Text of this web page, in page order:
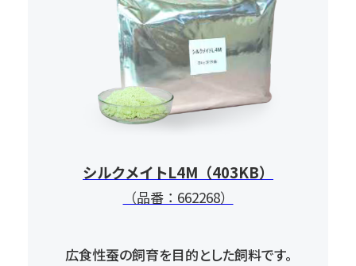
シルクメイトL4M（403KB）
（品番：662268）
広食性蚕の飼育を目的とした飼料です。